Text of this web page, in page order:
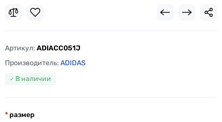
Артикул: ADIACC051J
Производитель: ADIDAS
В наличии
размер